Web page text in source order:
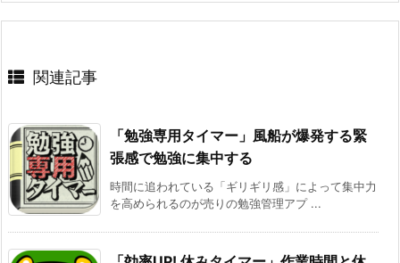
関連記事
「勉強専用タイマー」風船が爆発する緊
張感で勉強に集中する
時間に追われている「ギリギリ感」によって集中力
を高められるのが売りの勉強管理アプ ...